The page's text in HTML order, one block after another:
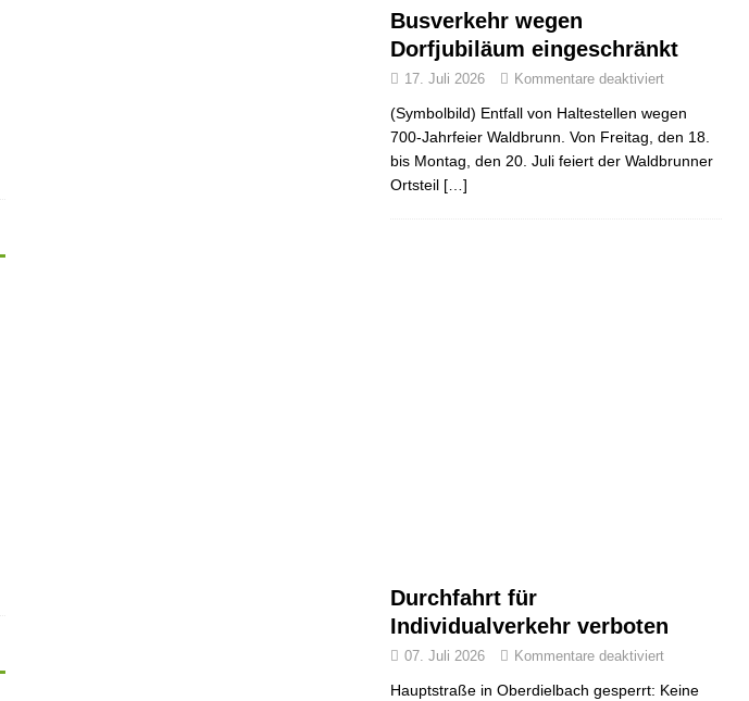
Busverkehr wegen
Dorfjubiläum eingeschränkt
17. Juli 2026 Kommentare deaktiviert
(Symbolbild) Entfall von Haltestellen wegen
700-Jahrfeier Waldbrunn. Von Freitag, den 18.
bis Montag, den 20. Juli feiert der Waldbrunner
Ortsteil […]
Durchfahrt für
Individualverkehr verboten
07. Juli 2026 Kommentare deaktiviert
Hauptstraße in Oberdielbach gesperrt: Keine